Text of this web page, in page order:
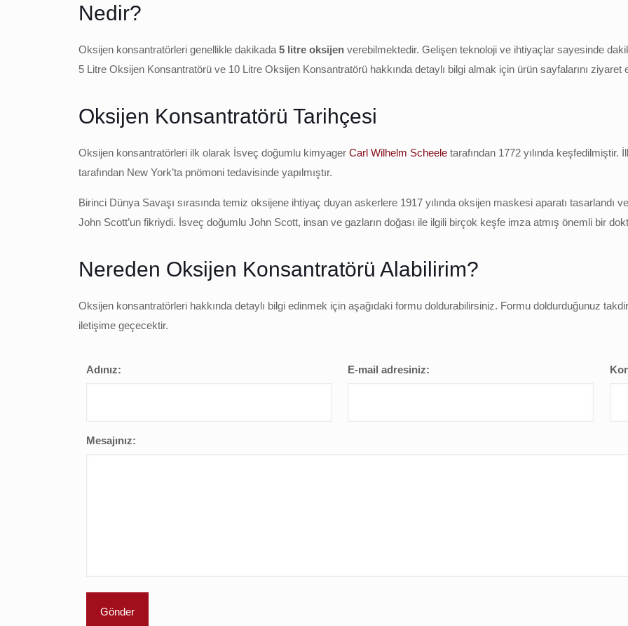
Nedir?
Oksijen konsantratörleri genellikle dakikada 5 litre oksijen verebilmektedir. Gelişen teknoloji ve ihtiyaçlar sayesinde
5 Litre Oksijen Konsantratörü ve 10 Litre Oksijen Konsantratörü hakkında detaylı bilgi almak için ürün sayfalarını ziyaret
Oksijen Konsantratörü Tarihçesi
Oksijen konsantratörleri ilk olarak İsveç doğumlu kimyager Carl Wilhelm Scheele tarafından 1772 yılında keşfedilmiştir.
tarafından New York’ta pnömoni tedavisinde yapılmıştır.
Birinci Dünya Savaşı sırasında temiz oksijene ihtiyaç duyan askerlere 1917 yılında oksijen maskesi aparatı tasarlandı
John Scott’un fikriydi. İsveç doğumlu John Scott, insan ve gazların doğası ile ilgili birçok keşfe imza atmış önemli bir
Nereden Oksijen Konsantratörü Alabilirim?
Oksijen konsantratörleri hakkında detaylı bilgi edinmek için aşağıdaki formu doldurabilirsiniz. Formu doldurduğunuz
iletişime geçecektir.
Adınız: E-mail adresiniz:
Mesajınız: